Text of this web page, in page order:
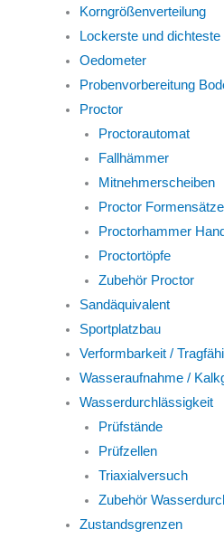
Korngrößenverteilung
Lockerste und dichteste
Oedometer
Probenvorbereitung
Proctor
Proctorautomat
Fallhämmer
Mitnehmerscheiben
Proctor Formensätze
Proctorhammer Hand
Proctortöpfe
Zubehör Proctor
Sandäquivalent
Sportplatzbau
Verformbarkeit /
Wasseraufnahme /
Wasserdurchlässigkeit
Prüfstände
Prüfzellen
Triaxialversuch
Zubehör
Zustandsgrenzen